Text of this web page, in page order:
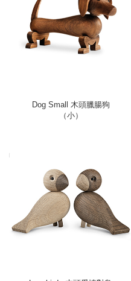
Dog Small 木頭臘腸狗
（小）